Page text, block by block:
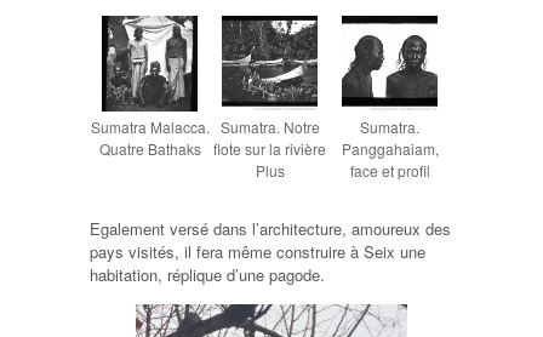
Sumatra Malacca.
Quatre Bathaks
Sumatra. Notre
flote sur la rivière
Plus
Sumatra.
Panggahaiam,
face et profil
Egalement versé dans l’architecture, amoureux des
pays visités, il fera même construire à Seix une
habitation, réplique d’une pagode.